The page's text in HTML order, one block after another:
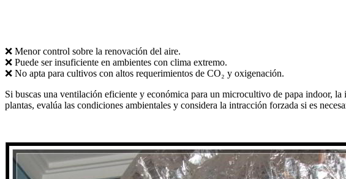
❌ Menor control sobre la renovación del aire.
❌ Puede ser insuficiente en ambientes con clima extremo.
❌ No apta para cultivos con altos requerimientos de CO₂ y oxigenación.
Si buscas una ventilación eficiente y económica para un microcultivo de papa indoor,
plantas, evalúa las condiciones ambientales y considera la intracción forzada si es